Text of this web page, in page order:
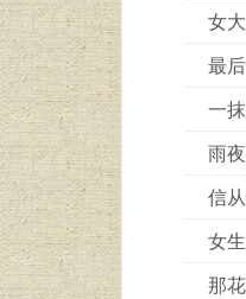
女
最
一
雨
信
女
那